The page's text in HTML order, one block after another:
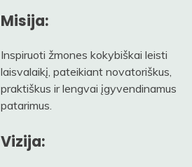
Misija:
Inspiruoti žmones kokybiškai leisti
laisvalaikį, pateikiant novatoriškus,
praktiškus ir lengvai įgyvendinamus
patarimus.
Vizija: